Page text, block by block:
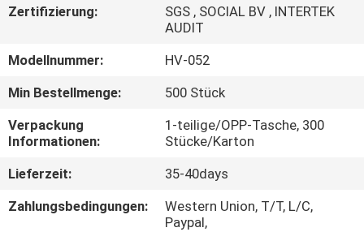
AUSFLUG
SITEMAP
PRIVACY
POLICY
Zertifizierung:
SGS , SOCIAL BV , INTERTEK
AUDIT
Modellnummer:
HV-052
Min Bestellmenge:
500 Stück
Verpackung
Informationen:
1-teilige/OPP-Tasche, 300
Stücke/Karton
Lieferzeit:
35-40days
Zahlungsbedingungen:
Western Union, T/T, L/C,
Paypal,